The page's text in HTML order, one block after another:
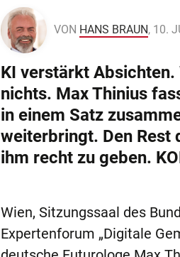
VON HANS BRAUN, 10.
KI verstärkt
nichts. Max Thinius
in einem Satz
weiterbringt. Den Rest
ihm recht zu geben.
Wien, Sitzungssaal des
Expertenforum „Digitale